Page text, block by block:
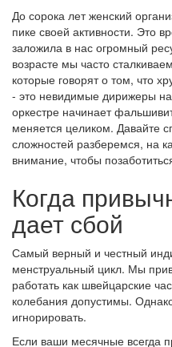
До сорока лет женский
пике своей активности. Это
заложила в нас огромный
возрасте мы часто
которые говорят о том, что
- это невидимые дирижеры
оркестре начинает
меняется целиком. Давайте
сложностей разберемся, на
внимание, чтобы
Когда
дает сбой
Самый верный и честный
менструальный цикл. Мы
работать как швейцарские
колебания допустимы.
игнорировать.
Если ваши месячные всегда